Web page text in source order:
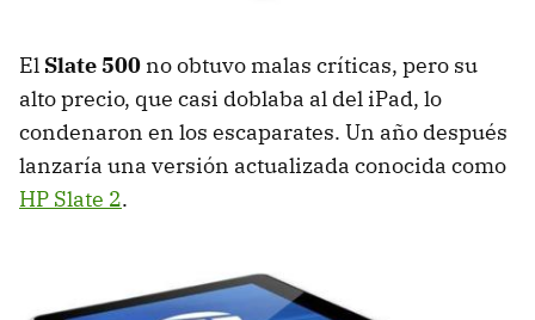
El Slate 500 no obtuvo malas críticas, pero su
alto precio, que casi doblaba al del iPad, lo
condenaron en los escaparates. Un año después
lanzaría una versión actualizada conocida como
HP Slate 2.